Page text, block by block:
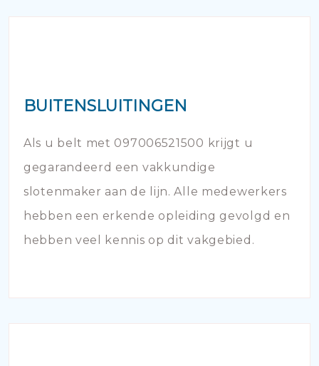
BUITENSLUITINGEN
Als u belt met 097006521500 krijgt u
gegarandeerd een vakkundige
slotenmaker aan de lijn. Alle medewerkers
hebben een erkende opleiding gevolgd en
hebben veel kennis op dit vakgebied.